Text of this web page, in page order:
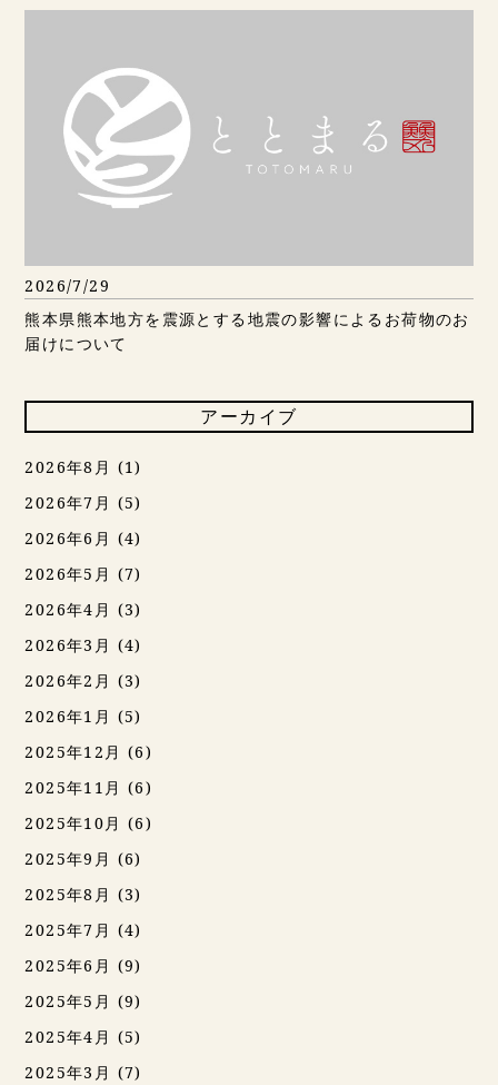
2026/7/29
熊本県熊本地方を震源とする地震の影響によるお荷物のお
届けについて
アーカイブ
2026年8月 (1)
2026年7月 (5)
2026年6月 (4)
2026年5月 (7)
2026年4月 (3)
2026年3月 (4)
2026年2月 (3)
2026年1月 (5)
2025年12月 (6)
2025年11月 (6)
2025年10月 (6)
2025年9月 (6)
2025年8月 (3)
2025年7月 (4)
2025年6月 (9)
2025年5月 (9)
2025年4月 (5)
2025年3月 (7)